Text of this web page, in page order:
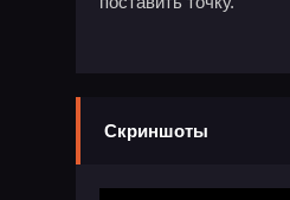
Скриншоты